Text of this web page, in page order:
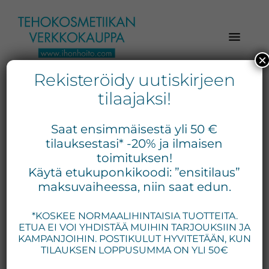
pääsisältöön
ensisijaiseen
sivupalkkiin
alatunnisteeseen
Ihonhoito.com
Kosmetiikan
verkkokauppa
Tilaa
tänään
Verkkokaupasta
tuotteet:
Exuviance,
Medik8,
Priori,
Bion,
Gernétic,
meikkipuuteri
Näytetään ainoa tulos
Tällä
tuotteella
Rekisteröidy uutiskirjeen
tilaajaksi!
Saat ensimmäisestä yli 50 €
tilauksestasi* -20% ja ilmaisen
toimituksen!
Käytä etukuponkikoodi: ”ensitilaus”
maksuvaiheessa, niin saat edun.
*KOSKEE NORMAALIHINTAISIA TUOTTEITA.
ETUA EI VOI YHDISTÄÄ MUIHIN TARJOUKSIIN JA
KAMPANJOIHIN. POSTIKULUT HYVITETÄÄN, KUN
TILAUKSEN LOPPUSUMMA ON YLI 50€
×